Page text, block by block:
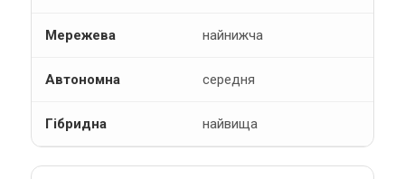
найнижча
середня
найвища